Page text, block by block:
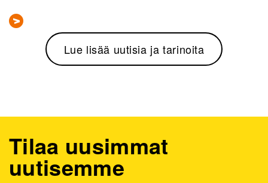
Lue lisää uutisia ja tarinoita
Tilaa uusimmat
uutisemme